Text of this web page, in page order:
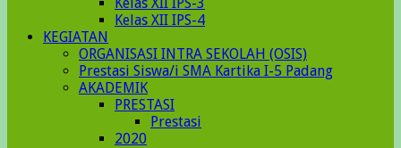
Kelas XII IPS-4
KEGIATAN
ORGANISASI INTRA SEKOLAH (OSIS)
Prestasi Siswa/i SMA Kartika I-5 Padang
AKADEMIK
PRESTASI
Prestasi
2020